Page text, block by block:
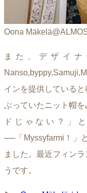
Oona
また、デザイ
インを提供している
ぶっていたニット帽
ドじゃない？」
──「Myssyfarmi！」
ました。最近フィン
うです。